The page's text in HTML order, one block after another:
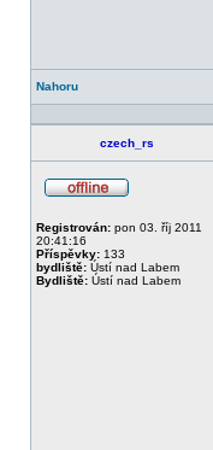
Nahoru
czech_rs
Registrován: pon 03. říj 2011
20:41:16
Příspěvky: 133
bydliště: Ústí nad Labem
Bydliště: Ústí nad Labem